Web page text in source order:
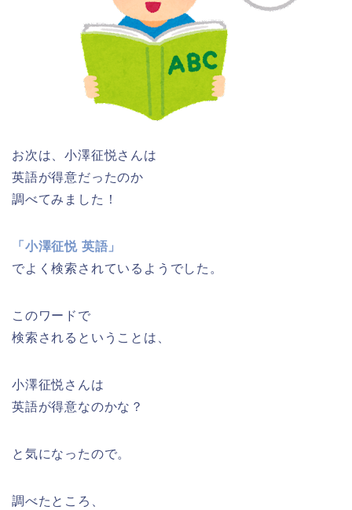
お次は、小澤征悦さんは
英語が得意だったのか
調べてみました！
「小澤征悦 英語」
でよく検索されているようでした。
このワードで
検索されるということは、
小澤征悦さんは
英語が得意なのかな？
と気になったので。
調べたところ、